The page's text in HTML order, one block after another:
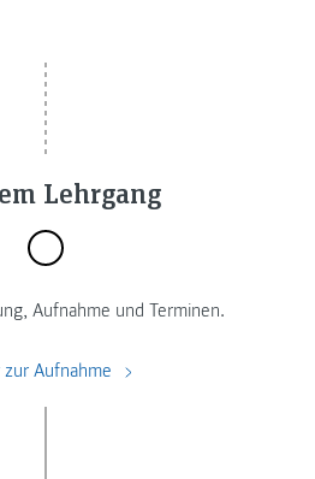
Lehrgang
Aufnahme und Terminen.
Aufnahme